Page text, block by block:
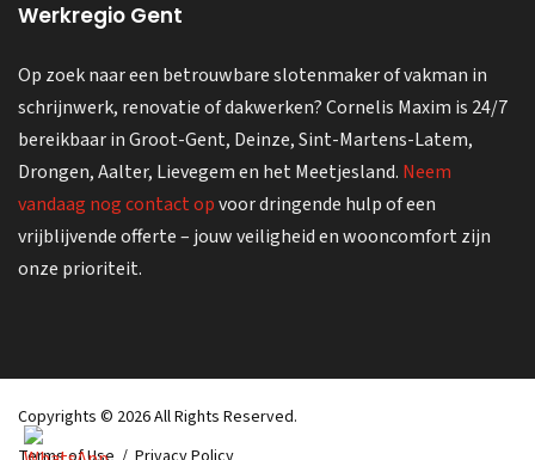
Werkregio Gent
Op zoek naar een betrouwbare slotenmaker of vakman in
schrijnwerk, renovatie of dakwerken? Cornelis Maxim is 24/7
bereikbaar in Groot-Gent, Deinze, Sint-Martens-Latem,
Drongen, Aalter, Lievegem en het Meetjesland. Neem
vandaag nog contact opvoor dringende hulp of een
vrijblijvende offerte – jouw veiligheid en wooncomfort zijn
onze prioriteit.
Copyrights © 2026 All Rights Reserved.